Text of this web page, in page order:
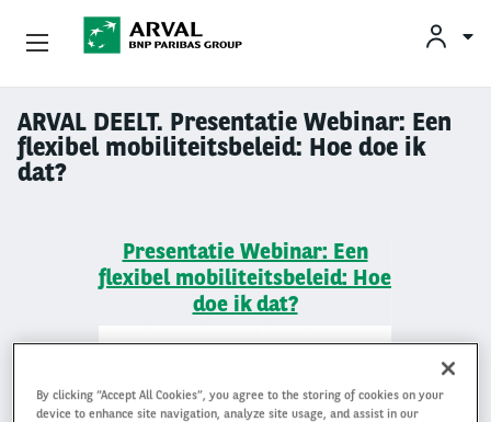
Overslaan en naar de inhoud gaan
ARVAL DEELT. Presentatie Webinar: Een
flexibel mobiliteitsbeleid: Hoe doe ik
dat?
Presentatie Webinar: Een
flexibel mobiliteitsbeleid: Hoe
doe ik dat?
Zakelijk Leasen
Private Lease
Over Arval
By clicking “Accept All Cookies”, you agree to the storing of cookies on your
device to enhance site navigation, analyze site usage, and assist in our